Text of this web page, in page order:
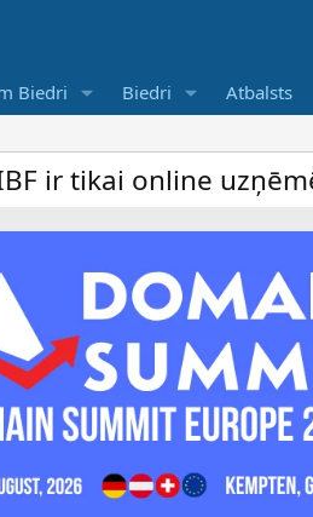
Biedri Biedri Atbalsts
uzņēmējdarbība